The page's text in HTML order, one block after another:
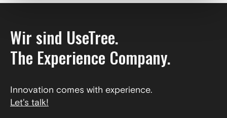
Wir sind UseTree.
The Experience Company.
Innovation comes with experience.
Let's talk!